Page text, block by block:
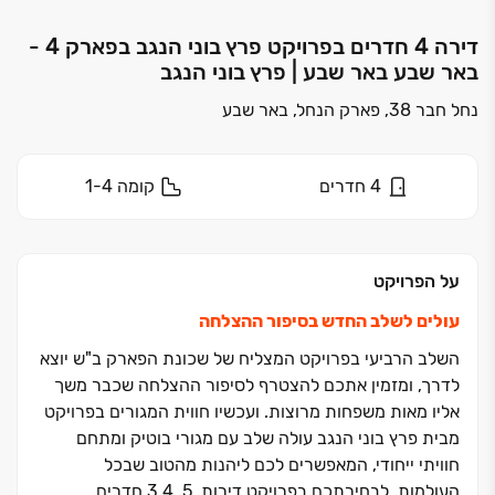
דירה 4 חדרים בפרויקט פרץ בוני הנגב בפארק 4 -
באר שבע באר שבע | פרץ בוני הנגב
נחל חבר 38, פארק הנחל, באר שבע
4 חדרים קומה 1-4
על הפרויקט
עולים לשלב החדש בסיפור ההצלחה
השלב הרביעי בפרויקט המצליח של שכונת הפארק ב"ש יוצא
לדרך, ומזמין אתכם להצטרף לסיפור ההצלחה שכבר משך
אליו מאות משפחות מרוצות. ועכשיו חווית המגורים בפרויקט
מבית פרץ בוני הנגב עולה שלב עם מגורי בוטיק ומתחם
חוויתי ייחודי, המאפשרים לכם ליהנות מהטוב שבכל